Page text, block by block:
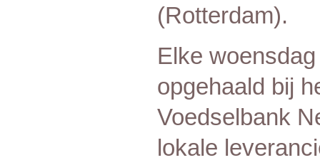
(Rotterdam).
Elke
opgehaald bij
Voedselbank
lokale